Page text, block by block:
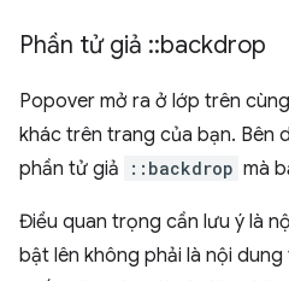
Phần tử giả ::backdrop
Popover mở ra ở lớp trên
khác trên trang của bạn. Bên
phần tử giả
::backdrop mà
Điều quan trọng cần lưu ý là
bật lên không phải là nội